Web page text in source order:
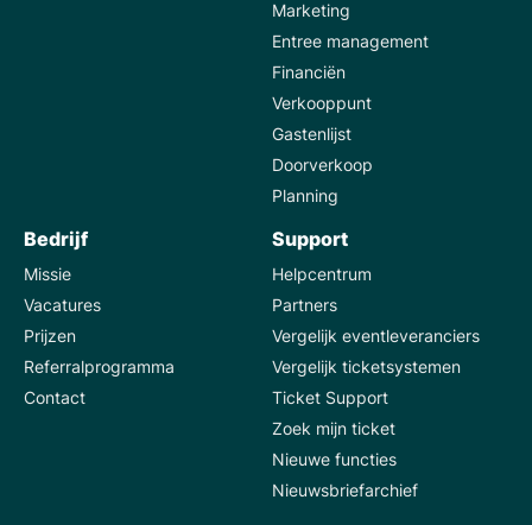
Marketing
Entree management
Financiën
Verkooppunt
Gastenlijst
Doorverkoop
Planning
Bedrijf
Missie
Vacatures
Prijzen
Referralprogramma
Contact
Support
Helpcentrum
Partners
Vergelijk eventleveranciers
Vergelijk ticketsystemen
Ticket Support
Zoek mijn ticket
Nieuwe functies
Nieuwsbriefarchief